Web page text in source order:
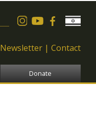
Newsletter Contact
Donate